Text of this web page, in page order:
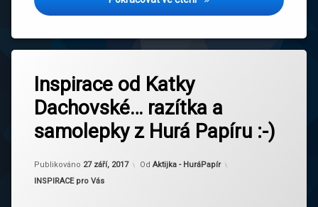
Inspirace od Katky
Dachovské… razítka a
samolepky z Hurá Papíru :-)
Publikováno 27 září, 2017
Aktualizováno 27 září, 2017
Od Aktijka - HuráPapír
Kategorie:
INSPIRACE pro Vás